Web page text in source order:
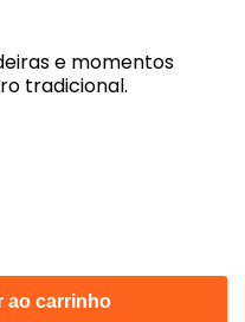
e momentos
tradicional.
ao carrinho